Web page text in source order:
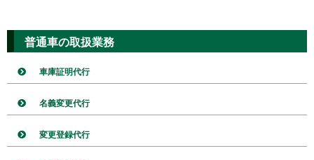
普通車の取扱業務
車庫証明代行
名義変更代行
変更登録代行